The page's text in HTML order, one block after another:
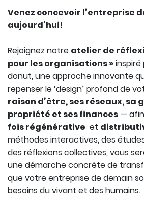
Venez concevoir l’entreprise
aujourd’hui!
Rejoignez notre atelier de
pour les organisations »inspiré
donut, une approche innovante
repenser le ‘design’ profond de
raison d’être, ses réseaux, sa
propriété et ses finances —
fois régénérative et
méthodes interactives, des
des réflexions collectives, vous
une démarche concrète de
que votre entreprise de demain
besoins du vivant et des humains.